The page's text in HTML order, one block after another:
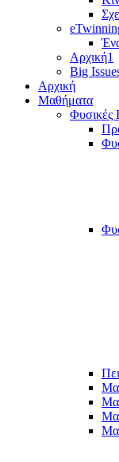
Αρχική1
Big
Αρχική
Μαθήματα
Φυσικές